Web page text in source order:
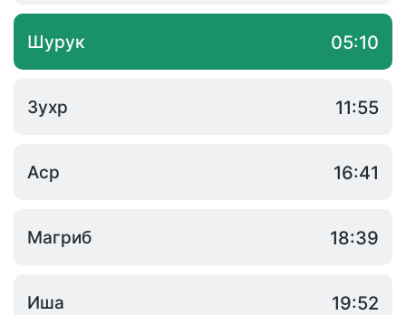
Шурук 05:10
Зухр 11:55
Аср 16:41
Магриб 18:39
Иша 19:52